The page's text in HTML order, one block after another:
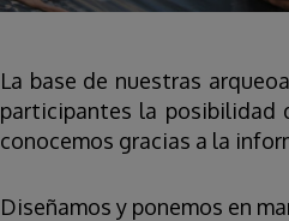
La base de nuestras
participantes la posibilidad
conocemos gracias a la
Diseñamos y ponemos en